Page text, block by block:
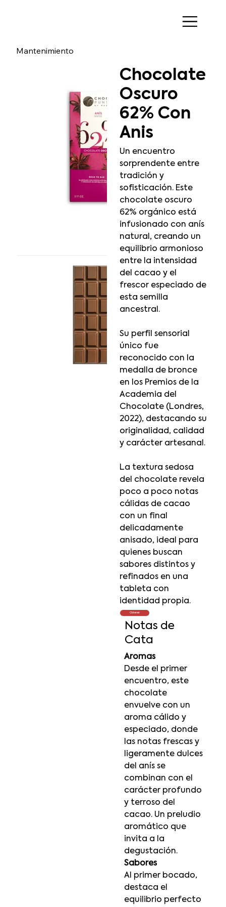
Mantenimiento
Chocolate
Oscuro
62% Con
Anis
Un encuentro
sorprendente entre
tradición y
sofisticación. Este
chocolate oscuro
62% orgánico está
infusionado con anís
natural, creando un
equilibrio armonioso
entre la intensidad
del cacao y el
frescor especiado de
esta semilla
ancestral.
Su perfil sensorial
único fue
reconocido con la
medalla de bronce
en los Premios de la
Academia del
Chocolate (Londres,
2022), destacando su
originalidad, calidad
y carácter artesanal.
La textura sedosa
del chocolate revela
poco a poco notas
cálidas de cacao
con un final
delicadamente
anisado, ideal para
quienes buscan
sabores distintos y
refinados en una
tableta con
identidad propia.
Obtener
Notas de
Cata
Aromas
Desde el primer
encuentro, este
chocolate
envuelve con un
aroma cálido y
especiado, donde
las notas frescas y
ligeramente dulces
del anís se
combinan con el
carácter profundo
y terroso del
cacao. Un preludio
aromático que
invita a la
degustación.
Sabores
Al primer bocado,
destaca el
equilibrio perfecto